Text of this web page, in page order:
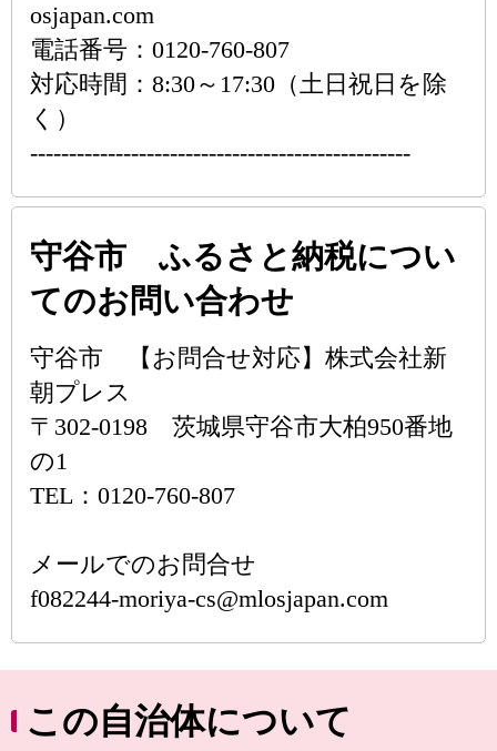
osjapan.com
電話番号：0120-760-807
対応時間：8:30～17:30（土日祝日を除
く）
-------------------------------------------------
守谷市 ふるさと納税につい
てのお問い合わせ
守谷市 【お問合せ対応】株式会社新
朝プレス
〒302-0198 茨城県守谷市大柏950番地
の1
TEL：0120-760-807
メールでのお問合せ
f082244-moriya-cs@mlosjapan.com
この自治体について